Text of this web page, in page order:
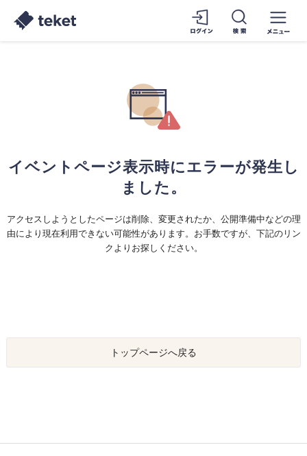
イベントページ表示時にエラーが発生し
ました。
アクセスしようとしたページは削除、変更されたか、公開準備中などの理
由により現在利用できない可能性があります。お手数ですが、下記のリン
クよりお探しください。
トップページへ戻る